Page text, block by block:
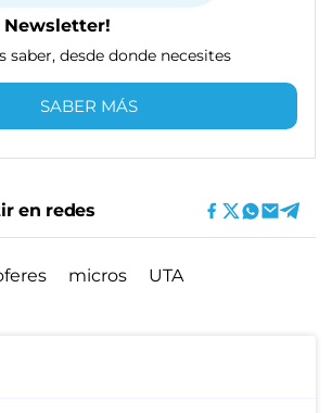
Newsletter!
saber, desde donde necesites
SABER MÁS
en redes
micros UTA